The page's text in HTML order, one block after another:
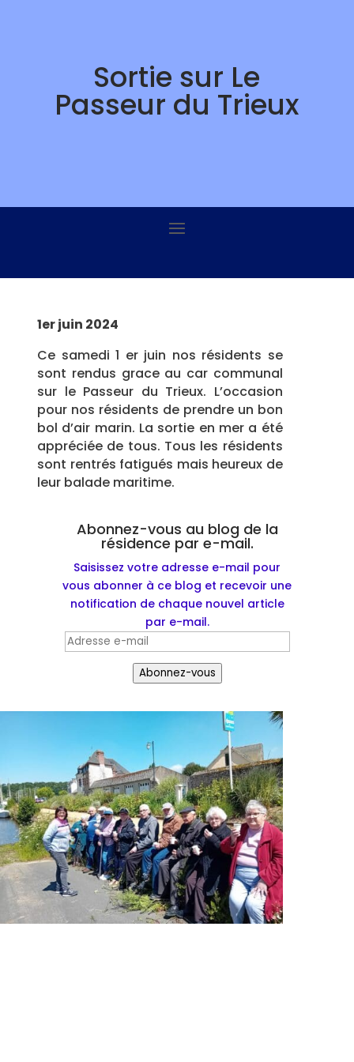
Sortie sur Le
Passeur du Trieux
1er juin 2024
Ce samedi 1 er juin nos résidents se
sont rendus grace au car communal
sur le Passeur du Trieux. L’occasion
pour nos résidents de prendre un bon
bol d’air marin. La sortie en mer a été
appréciée de tous. Tous les résidents
sont rentrés fatigués mais heureux de
leur balade maritime.
Abonnez-vous au blog de la
résidence par e-mail.
Saisissez votre adresse e-mail pour
vous abonner à ce blog et recevoir une
notification de chaque nouvel article
par e-mail.
Adresse
Abonnez-vous